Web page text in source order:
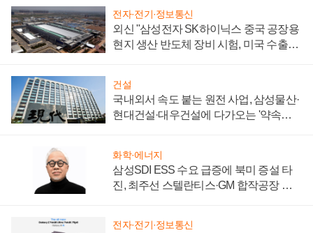
전자·전기·정보통신
외신 "삼성전자 SK하이닉스 중국 공장용
현지 생산 반도체 장비 시험, 미국 수출통
건설
국내외서 속도 붙는 원전 사업, 삼성물산·
현대건설·대우건설에 다가오는 '약속의
화학·에너지
삼성SDI ESS 수요 급증에 북미 증설 타
진, 최주선 스텔란티스·GM 합작공장 건
전자·전기·정보통신